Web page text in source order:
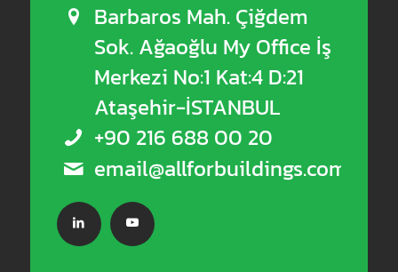
Barbaros Mah. Çiğdem
Sok. Ağaoğlu My Office İş
Merkezi No:1 Kat:4 D:21
Ataşehir-İSTANBUL
+90 216 688 00 20
email@allforbuildings.com